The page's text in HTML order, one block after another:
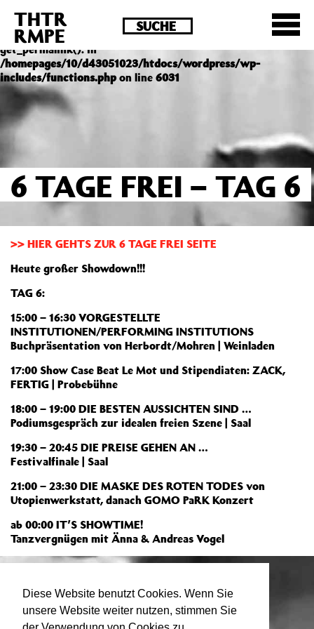
Diese Website benutzt Cookies. Wenn Sie
unsere Website weiter nutzen, stimmen Sie
Deprecated : Die Funktion post_permalink ist seit
Version 4.4.0 veraltet! Verwende stattdessen
get_permalink(). in
/homepages/10/d43051023/htdocs/wordpress/wp-
includes/functions.phpon line 6031
THTR
RMPE
6 TAGE FREI – TAG 6
>> HIER GEHTS ZUR 6 TAGE FREI SEITE
Heute großer Showdown!!!
TAG 6:
15:00 – 16:30 VORGESTELLTE
INSTITUTIONEN/PERFORMING INSTITUTIONS
Buchpräsentation von Herbordt/Mohren | Weinladen
17:00 Show Case Beat Le Mot und Stipendiaten: ZACK,
FERTIG | Probebühne
18:00 – 19:00 DIE BESTEN AUSSICHTEN SIND …
Podiumsgespräch zur idealen freien Szene | Saal
19:30 – 20:45 DIE PREISE GEHEN AN …
Festivalfinale | Saal
21:00 – 23:30 DIE MASKE DES ROTEN TODES von
Utopienwerkstatt, danach GOMO PaRK Konzert
ab 00:00 IT’S SHOWTIME!
Tanzvergnügen mit Änna & Andreas Vogel